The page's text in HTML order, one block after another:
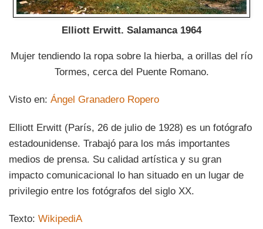
Elliott Erwitt. Salamanca 1964
Mujer tendiendo la ropa sobre la hierba, a orillas del río
Tormes, cerca del Puente Romano.
Visto en: Ángel Granadero Ropero
Elliott Erwitt (París, 26 de julio de 1928) es un fotógrafo
estadounidense. Trabajó para los más importantes
medios de prensa. Su calidad artística y su gran
impacto comunicacional lo han situado en un lugar de
privilegio entre los fotógrafos del siglo XX.
Texto: WikipediA